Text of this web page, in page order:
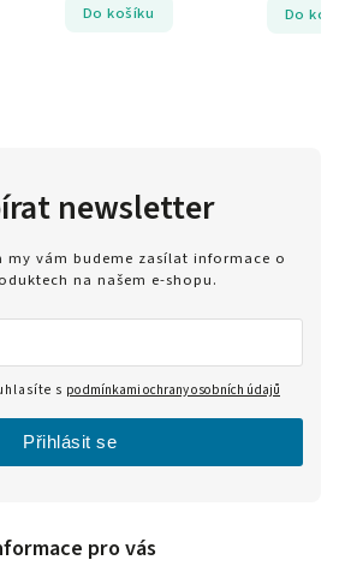
Do košíku Do
pro vás
newsletter
my vám budeme zasílat informace o
na našem e-shopu.
s podmínkami ochrany osobních údajů
Přihlásit se